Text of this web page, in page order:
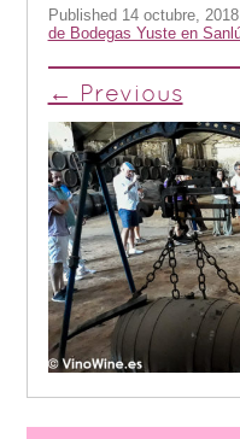
Published 14 octubre, 2018
de Bodegas Yuste en
← Previous